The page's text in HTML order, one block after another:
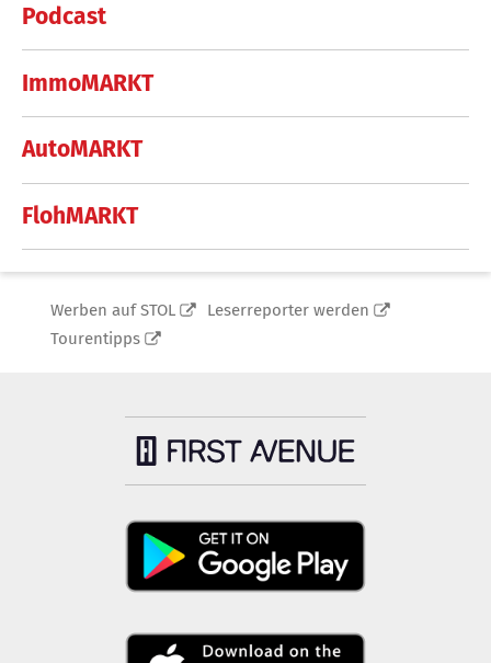
Podcast
ImmoMARKT
AutoMARKT
FlohMARKT
Werben auf STOL
Leserreporter werden
Tourentipps